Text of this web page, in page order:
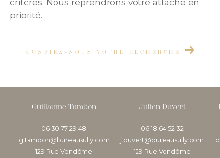
critères. Nous reprendrons votre attache en
priorité.
CONFIEZ-NOUS VOTRE RECHERCHE
Guillaume Tambon
06 30 77 29 48
g.tambon@bureausully.com
129 Rue Vendôme
Julien Duvert
06 18 64 52 32
j.duvert@bureausully.com
129 Rue Vendôme